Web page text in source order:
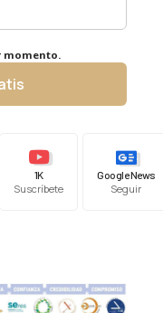
momento.
1K
Suscríbete
Google News
Seguir